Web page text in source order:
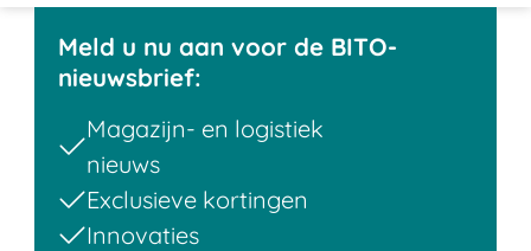
Meld u nu aan voor de BITO-
nieuwsbrief:
Magazijn- en logistiek
nieuws
Exclusieve kortingen
Innovaties